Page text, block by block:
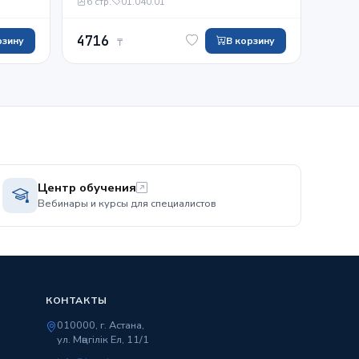
стандартов и нормативных
документов. Основные положения.
4716 ₸ В корзину
Центр обучения
Вебинары и курсы для специалистов
КОНТАКТЫ
010000, г. Астана,
ул. Мәңгілік Ел, 11/1